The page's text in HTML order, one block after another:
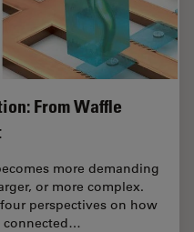
From Waffle
more demanding
or more complex.
perspectives on how
connected…